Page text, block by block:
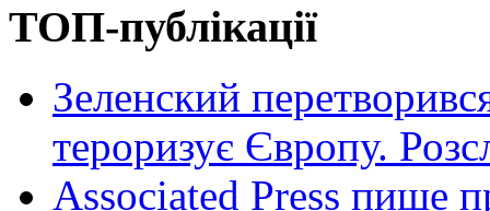
ТОП-публікації
Зеленский
тероризує Європу.
Associated Press пише